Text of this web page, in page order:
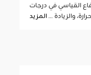
القياسي في درجات
والزيادة ...